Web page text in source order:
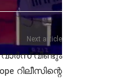
Next article
വാർസ് വീണ്ടും
റിലീസിന്റെ